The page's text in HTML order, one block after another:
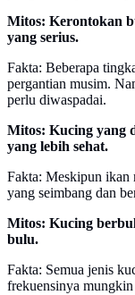
Mitos: Kerontokan
yang serius.
Fakta: Beberapa
pergantian musim.
perlu diwaspadai.
Mitos: Kucing yang
yang lebih sehat.
Fakta: Meskipun ikan
yang seimbang dan
Mitos: Kucing
bulu.
Fakta: Semua jenis
frekuensinya mungkin